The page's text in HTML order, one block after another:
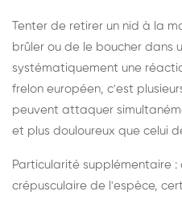
Tenter de retirer un nid à la
brûler ou de le boucher dans
systématiquement une
frelon européen, c'est
peuvent attaquer
et plus douloureux que celui
Particularité supplémentaire
crépusculaire de l'espèce,